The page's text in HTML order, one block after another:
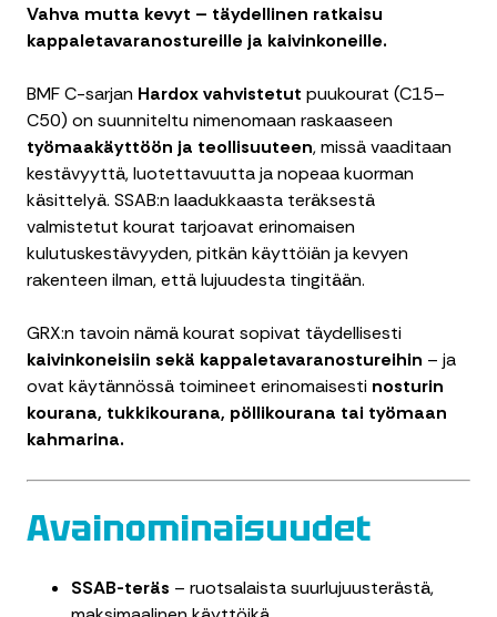
Vahva mutta kevyt – täydellinen ratkaisu
kappaletavaranostureille ja kaivinkoneille.
BMF C-sarjan Hardox vahvistetut puukourat (C15–
C50) on suunniteltu nimenomaan raskaaseen
työmaakäyttöön ja teollisuuteen, missä vaaditaan
kestävyyttä, luotettavuutta ja nopeaa kuorman
käsittelyä. SSAB:n laadukkaasta teräksestä
valmistetut kourat tarjoavat erinomaisen
kulutuskestävyyden, pitkän käyttöiän ja kevyen
rakenteen ilman, että lujuudesta tingitään.
GRX:n tavoin nämä kourat sopivat täydellisesti
kaivinkoneisiin sekä kappaletavaranostureihin – ja
ovat käytännössä toimineet erinomaisesti nosturin
kourana, tukkikourana, pöllikourana tai työmaan
kahmarina.
Avainominaisuudet
SSAB-teräs – ruotsalaista suurlujuusterästä,